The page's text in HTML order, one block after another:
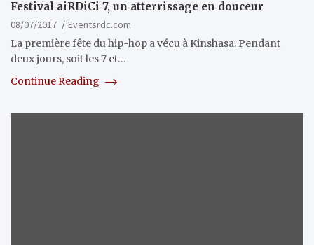
Festival aiRDiCi 7, un atterrissage en douceur
08/07/2017
Eventsrdc.com
La première fête du hip-hop a vécu à Kinshasa. Pendant
deux jours, soit les 7 et…
Continue Reading